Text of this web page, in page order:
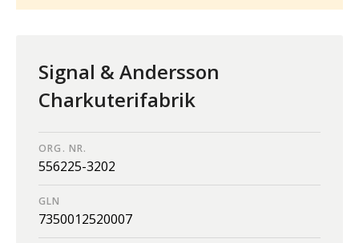
Signal & Andersson
Charkuterifabrik
ORG. NR.
556225-3202
GLN
7350012520007